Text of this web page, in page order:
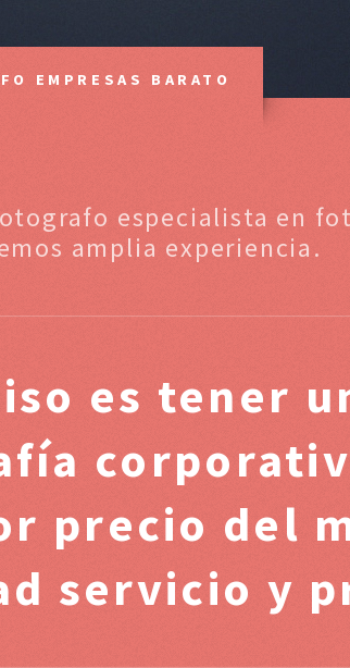
EMPRESAS BARATO
especialista en
amplia experiencia.
es tener
precio del
servicio y